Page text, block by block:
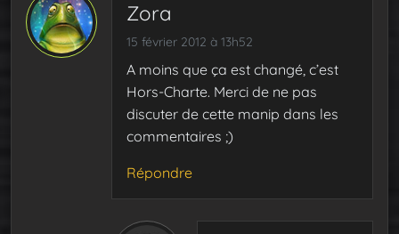
Zora
15 février 2012 à 13h52
A moins que ça est changé, c’est
Hors-Charte. Merci de ne pas
discuter de cette manip dans les
commentaires ;)
Répondre